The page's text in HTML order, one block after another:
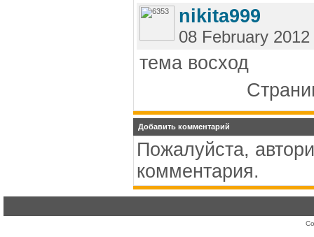
nikita999
08 February
тема восход
Добавить комментарий
Пожалуйста,
комментария.